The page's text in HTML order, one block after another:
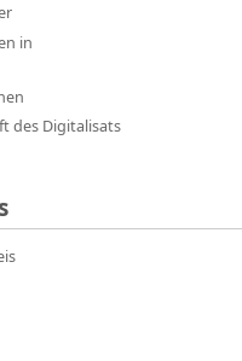
in
des Digitalisats